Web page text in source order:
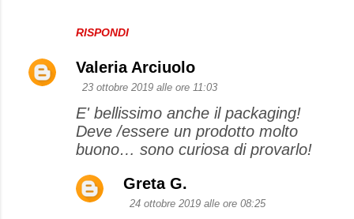
RISPONDI
Valeria Arciuolo
23 ottobre 2019 alle ore 11:03
E' bellissimo anche il packaging!
Deve /essere un prodotto molto
buono… sono curiosa di provarlo!
Greta G.
24 ottobre 2019 alle ore 08:25